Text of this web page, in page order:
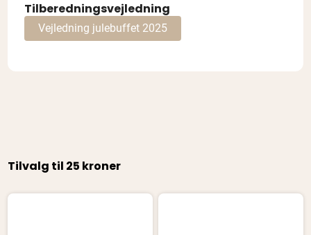
Tilberedningsvejledning
Vejledning julebuffet 2025
Tilvalg til 25 kroner